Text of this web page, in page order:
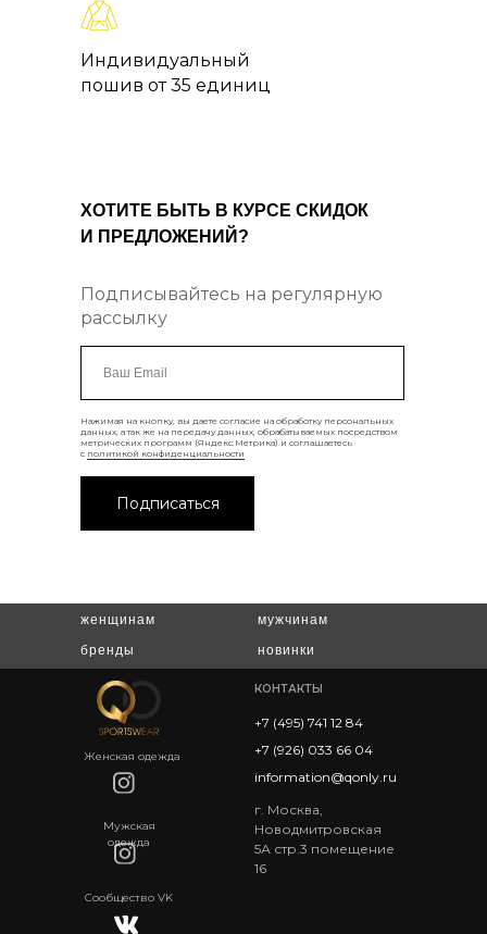
Индивидуальный
пошив от 35 единиц
Подписаться
ХОТИТ Е БЫТЬ В КУРСЕ СКИДОК
И ПРЕДЛОЖЕНИЙ?
Подписывайтесь на регулярную
рассылку
Нажимая на кнопку, вы даете согласие на обработку персональных
данных, а так же на передачу данных, обрабатываемых посредством
метрических программ (Яндекс.Метрика) и соглашаетесь
c политикой конфиденциальности
женщинам
мужчинам
бренды
новинки
КОНТАКТЫ
г. Москва,
Новодмитровская
5А стр.3 помещение
16
information@qonly.ru
+7 (495) 741 12 84
+7 (926) 033 66 04
Женская одежда
Мужская
одежда
Сообщество VK